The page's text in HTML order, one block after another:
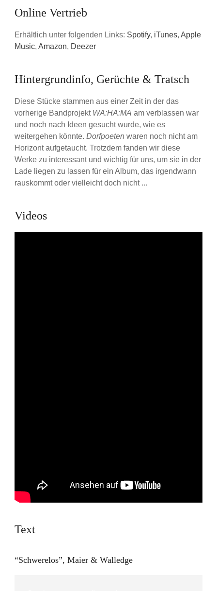
Online Vertrieb
Erhältlich unter folgenden Links: Spotify, iTunes, Apple
Music, Amazon, Deezer
Hintergrundinfo, Gerüchte & Tratsch
Diese Stücke stammen aus einer Zeit in der das
vorherige Bandprojekt WA:HA:MA am verblassen war
und noch nach Ideen gesucht wurde, wie es
weitergehen könnte. Dorfpoeten waren noch nicht am
Horizont aufgetaucht. Trotzdem fanden wir diese
Werke zu interessant und wichtig für uns, um sie in der
Lade liegen zu lassen für ein Album, das irgendwann
rauskommt oder vielleicht doch nicht ...
Videos
Text
“Schwerelos”, Maier & Walledge